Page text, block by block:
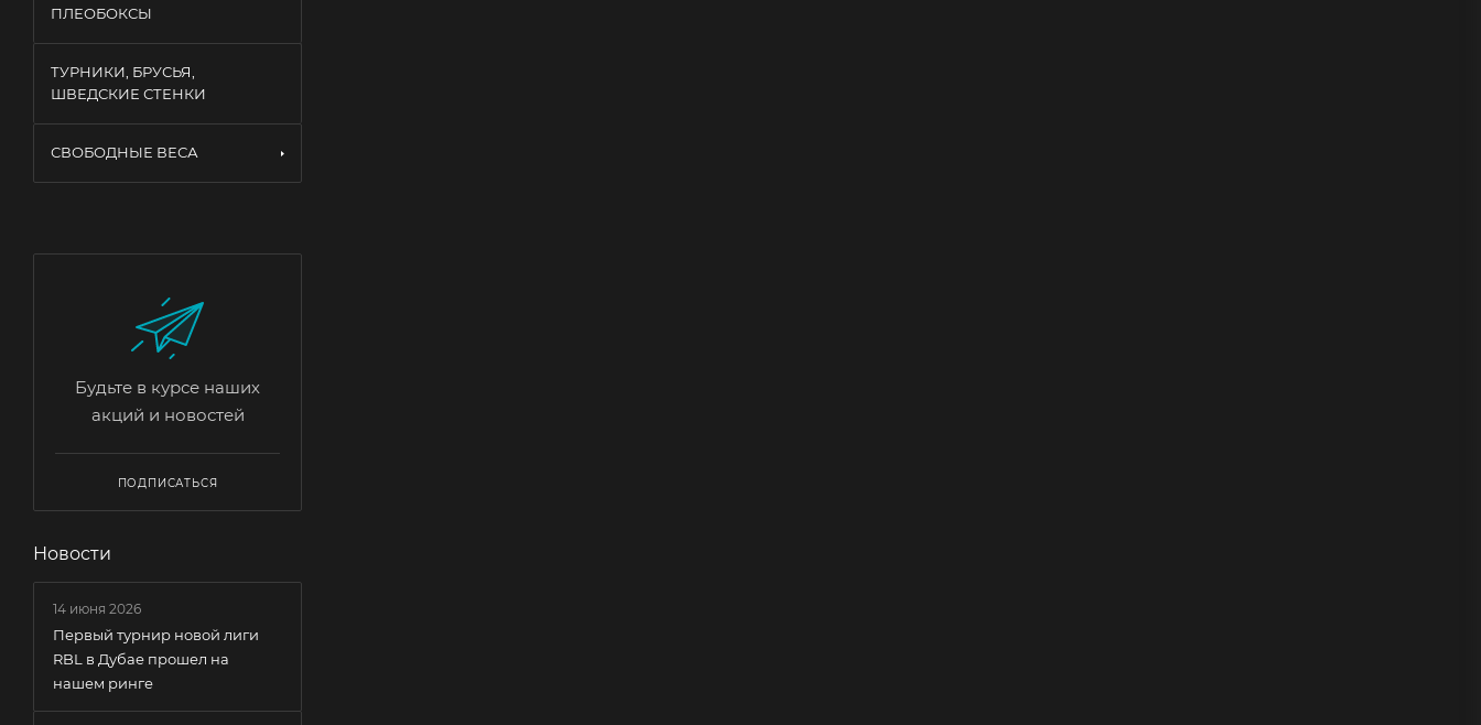
ПЛЕОБОКСЫ
ТУРНИКИ, БРУСЬЯ,
ШВЕДСКИЕ СТЕНКИ
СВОБОДНЫЕ ВЕСА
Будьте в курсе наших
акций и новостей
ПОДПИСАТЬСЯ
Новости
14 июня 2026
Первый турнир новой лиги
RBL в Дубае прошел на
нашем ринге